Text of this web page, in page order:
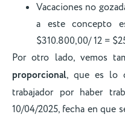
Vacaciones no
a este concepto
$310.800,00/ 12 =
Por otro lado, vemos
proporcional, que es lo
trabajador por haber
10/04/2025, fecha en que